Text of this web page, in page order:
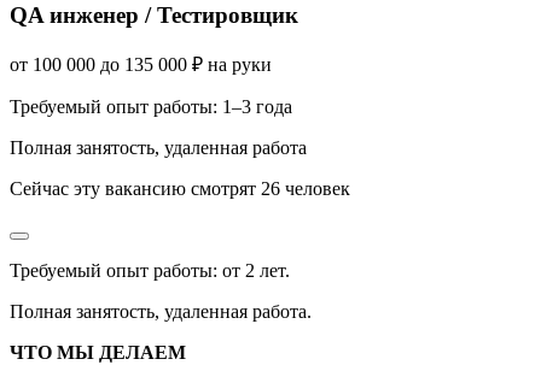
QA инженер / Тестировщик
от 100 000 до 135 000 ₽ на руки
Требуемый опыт работы: 1–3 года
Полная занятость, удаленная работа
Сейчас эту вакансию смотрят 26 человек
Требуемый опыт работы: от 2 лет.
Полная занятость, удаленная работа.
ЧТО МЫ ДЕЛАЕМ